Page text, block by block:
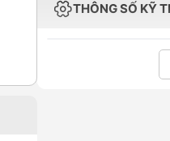
THÔNG SỐ KỸ